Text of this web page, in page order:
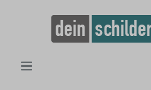
springen